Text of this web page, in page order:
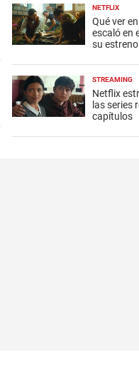
NETFLIX
Qué ver
escaló en
su estreno
STREAMING
Netflix
las series
capítulos